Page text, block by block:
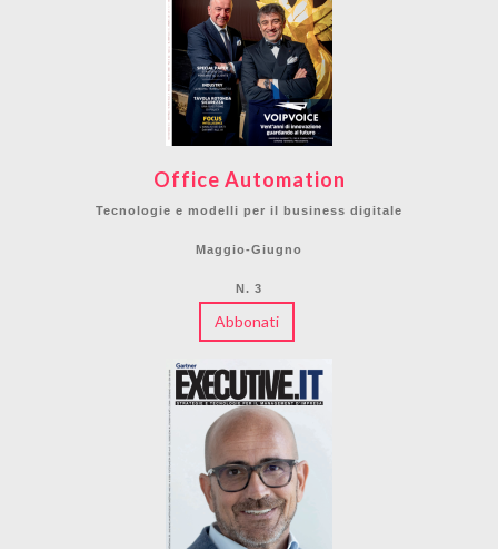
Office Automation
Tecnologie e modelli per il business digitale
Maggio-Giugno
N. 3
Abbonati